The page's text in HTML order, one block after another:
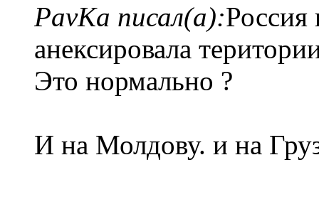
PavKa писал(а):Россия
анексировала
Это нормально ?
И на Молдову. и на